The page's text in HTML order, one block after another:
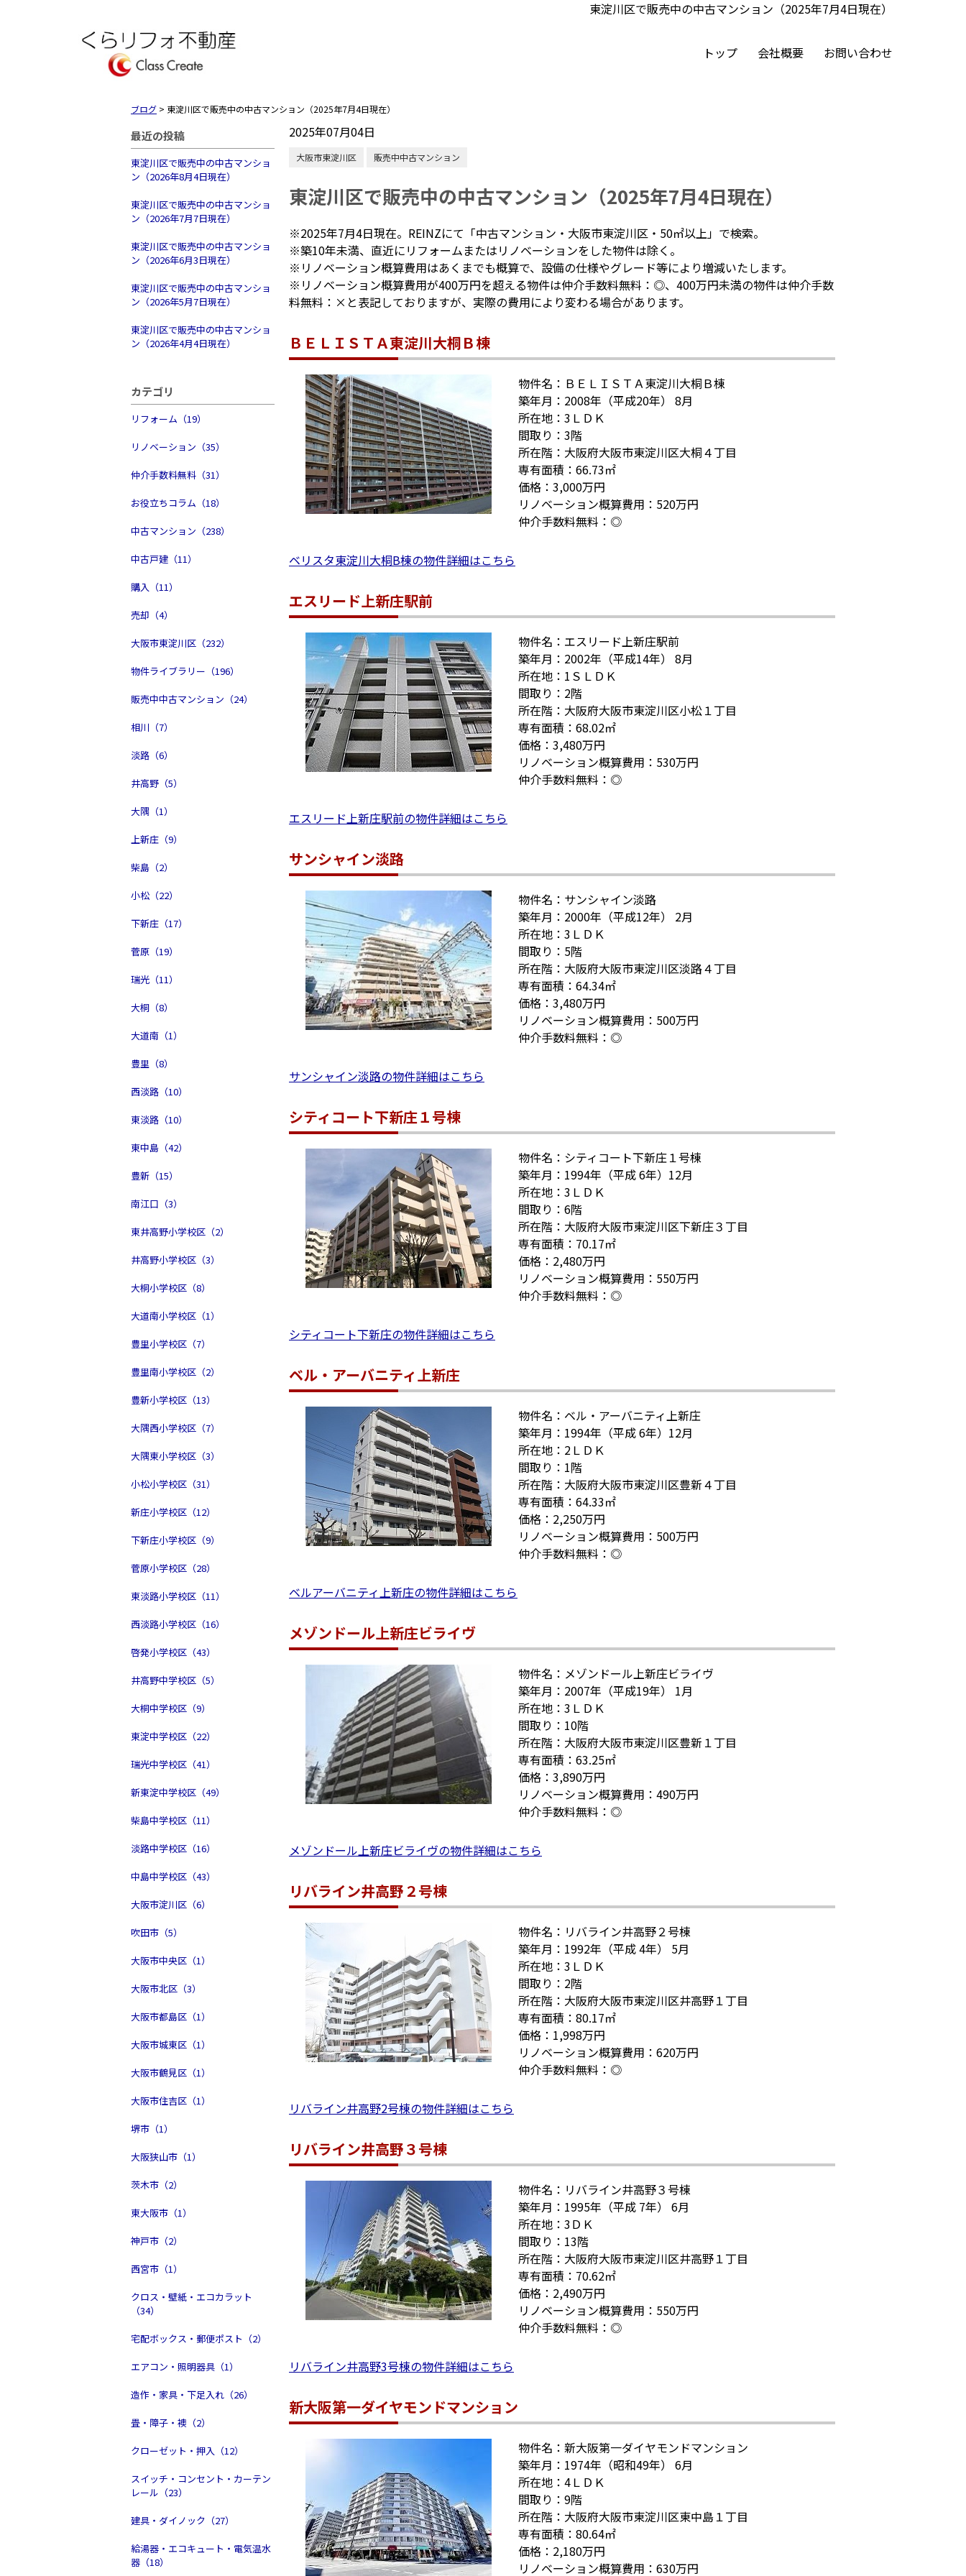
東淀川区で販売中の中古マンション（2025年7月4日現在）
トップ 会社概要 お問い合わせ
ブログ > 東淀川区で販売中の中古マンション（2025年7月4日現在）
最近の投稿
東淀川区で販売中の中古マンショ
ン（2026年8月4日現在）
東淀川区で販売中の中古マンショ
ン（2026年7月7日現在）
東淀川区で販売中の中古マンショ
ン（2026年6月3日現在）
東淀川区で販売中の中古マンショ
ン（2026年5月7日現在）
東淀川区で販売中の中古マンショ
ン（2026年4月4日現在）
カテゴリ
リフォーム（19）
リノベーション（35）
仲介手数料無料（31）
お役立ちコラム（18）
中古マンション（238）
中古戸建（11）
購入（11）
売却（4）
大阪市東淀川区（232）
物件ライブラリー（196）
販売中中古マンション（24）
相川（7）
淡路（6）
井高野（5）
大隅（1）
上新庄（9）
柴島（2）
小松（22）
下新庄（17）
菅原（19）
瑞光（11）
大桐（8）
大道南（1）
豊里（8）
西淡路（10）
東淡路（10）
東中島（42）
豊新（15）
南江口（3）
東井高野小学校区（2）
井高野小学校区（3）
大桐小学校区（8）
大道南小学校区（1）
豊里小学校区（7）
豊里南小学校区（2）
豊新小学校区（13）
大隅西小学校区（7）
大隅東小学校区（3）
小松小学校区（31）
新庄小学校区（12）
下新庄小学校区（9）
菅原小学校区（28）
東淡路小学校区（11）
西淡路小学校区（16）
啓発小学校区（43）
井高野中学校区（5）
大桐中学校区（9）
東淀中学校区（22）
瑞光中学校区（41）
新東淀中学校区（49）
柴島中学校区（11）
淡路中学校区（16）
中島中学校区（43）
大阪市淀川区（6）
吹田市（5）
大阪市中央区（1）
大阪市北区（3）
大阪市都島区（1）
大阪市城東区（1）
大阪市鶴見区（1）
大阪市住吉区（1）
堺市（1）
大阪狭山市（1）
茨木市（2）
東大阪市（1）
神戸市（2）
西宮市（1）
クロス・壁紙・エコカラット
（34）
宅配ボックス・郵便ポスト（2）
エアコン・照明器具（1）
造作・家具・下足入れ（26）
畳・障子・襖（2）
クローゼット・押入（12）
スイッチ・コンセント・カーテン
レール（23）
建具・ダイノック（27）
給湯器・エコキュート・電気温水
器（18）
2025年07月04日
大阪市東淀川区 販売中中古マンション
東淀川区で販売中の中古マンション（2025年7月4日現在）
※2025年7月4日現在。REINZにて「中古マンション・大阪市東淀川区・50㎡以上」で検索。
※築10年未満、直近にリフォームまたはリノベーションをした物件は除く。
※リノベーション概算費用はあくまでも概算で、設備の仕様やグレード等により増減いたします。
※リノベーション概算費用が400万円を超える物件は仲介手数料無料：◎、400万円未満の物件は仲介手数
料無料：×と表記しておりますが、実際の費用により変わる場合があります。
ＢＥＬＩＳＴＡ東淀川大桐Ｂ棟
物件名：ＢＥＬＩＳＴＡ東淀川大桐Ｂ棟
築年月：2008年（平成20年） 8月
所在地：3ＬＤＫ
間取り：3階
所在階：大阪府大阪市東淀川区大桐４丁目
専有面積：66.73㎡
価格：3,000万円
リノベーション概算費用：520万円
仲介手数料無料：◎
ベリスタ東淀川大桐B棟の物件詳細はこちら
エスリード上新庄駅前
物件名：エスリード上新庄駅前
築年月：2002年（平成14年） 8月
所在地：1ＳＬＤＫ
間取り：2階
所在階：大阪府大阪市東淀川区小松１丁目
専有面積：68.02㎡
価格：3,480万円
リノベーション概算費用：530万円
仲介手数料無料：◎
エスリード上新庄駅前の物件詳細はこちら
サンシャイン淡路
物件名：サンシャイン淡路
築年月：2000年（平成12年） 2月
所在地：3ＬＤＫ
間取り：5階
所在階：大阪府大阪市東淀川区淡路４丁目
専有面積：64.34㎡
価格：3,480万円
リノベーション概算費用：500万円
仲介手数料無料：◎
サンシャイン淡路の物件詳細はこちら
シティコート下新庄１号棟
物件名：シティコート下新庄１号棟
築年月：1994年（平成 6年）12月
所在地：3ＬＤＫ
間取り：6階
所在階：大阪府大阪市東淀川区下新庄３丁目
専有面積：70.17㎡
価格：2,480万円
リノベーション概算費用：550万円
仲介手数料無料：◎
シティコート下新庄の物件詳細はこちら
ベル・アーバニティ上新庄
物件名：ベル・アーバニティ上新庄
築年月：1994年（平成 6年）12月
所在地：2ＬＤＫ
間取り：1階
所在階：大阪府大阪市東淀川区豊新４丁目
専有面積：64.33㎡
価格：2,250万円
リノベーション概算費用：500万円
仲介手数料無料：◎
ベルアーバニティ上新庄の物件詳細はこちら
メゾンドール上新庄ビライヴ
物件名：メゾンドール上新庄ビライヴ
築年月：2007年（平成19年） 1月
所在地：3ＬＤＫ
間取り：10階
所在階：大阪府大阪市東淀川区豊新１丁目
専有面積：63.25㎡
価格：3,890万円
リノベーション概算費用：490万円
仲介手数料無料：◎
メゾンドール上新庄ビライヴの物件詳細はこちら
リバライン井高野２号棟
物件名：リバライン井高野２号棟
築年月：1992年（平成 4年） 5月
所在地：3ＬＤＫ
間取り：2階
所在階：大阪府大阪市東淀川区井高野１丁目
専有面積：80.17㎡
価格：1,998万円
リノベーション概算費用：620万円
仲介手数料無料：◎
リバライン井高野2号棟の物件詳細はこちら
リバライン井高野３号棟
物件名：リバライン井高野３号棟
築年月：1995年（平成 7年） 6月
所在地：3ＤＫ
間取り：13階
所在階：大阪府大阪市東淀川区井高野１丁目
専有面積：70.62㎡
価格：2,490万円
リノベーション概算費用：550万円
仲介手数料無料：◎
リバライン井高野3号棟の物件詳細はこちら
新大阪第一ダイヤモンドマンション
物件名：新大阪第一ダイヤモンドマンション
築年月：1974年（昭和49年） 6月
所在地：4ＬＤＫ
間取り：9階
所在階：大阪府大阪市東淀川区東中島１丁目
専有面積：80.64㎡
価格：2,180万円
リノベーション概算費用：630万円